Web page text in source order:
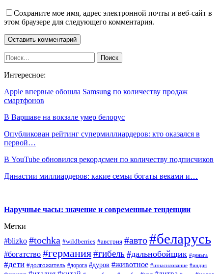
Сохраните мое имя, адрес электронной почты и веб-сайт в
этом браузере для следующего комментария.
Интересное:
Apple впервые обошла Samsung по количеству продаж
смартфонов
В Варшаве на вокзале умер белорус
Опубликован рейтинг супермиллиардеров: кто оказался в
первой…
В YouTube обновился рекордсмен по количеству подписчиков
Династии миллиардеров: какие семьи богаты веками и…
Наручные часы: значение и современные тенденции
Метки
#blizko #tochka #wildberries #австрия #авто#беларусь
#богатство #германия#гибель #дальнобойщик #деньга
#дети #долгожитель #дорога #дуров #животное #изнасилование #индия